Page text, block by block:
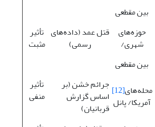
بین مقطعی
حوزه‌های
شهری/
بین مقطعی
قتل عمد (داده‌های
رسمی)
تأثیر
مثبت
محله‌های[12]
آمریکا/ پانل
جرائم خشن (بر
اساس گزارش
قربانیان)
تأثیر
منفی